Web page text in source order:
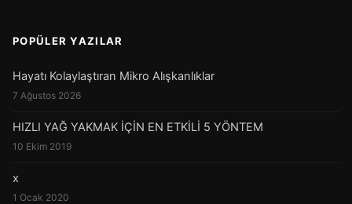
POPÜLER YAZILAR
Hayatı Kolaylaştıran Mikro Alışkanlıklar
7 Ağustos 2026
HIZLI YAĞ YAKMAK İÇİN EN ETKİLİ 5 YÖNTEM
10 Ekim 2019
x
1 Ocak 2020